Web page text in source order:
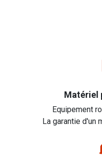
Matériel
Equipement
La garantie d'un